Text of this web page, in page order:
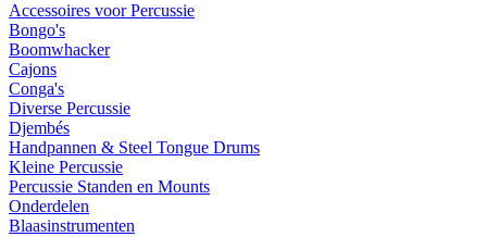
Accessoires voor Percussie
Bongo's
Boomwhacker
Cajons
Conga's
Diverse Percussie
Djembés
Handpannen & Steel Tongue Drums
Kleine Percussie
Percussie Standen en Mounts
Onderdelen
Blaasinstrumenten